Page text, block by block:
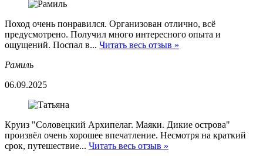
Поход очень понравился. Организован отлично, всё
предусмотрено. Получил много интересного опыта и
ощущений. Поспал в... Читать весь отзыв »
Рамиль
06.09.2025
Круиз "Соловецкий Архипелаг. Маяки. Дикие острова"
произвёл очень хорошее впечатление. Несмотря на краткий
срок, путешествие... Читать весь отзыв »